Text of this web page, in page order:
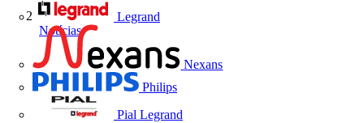
Legrand
Nexans
Philips
Pial Legrand
Notícias